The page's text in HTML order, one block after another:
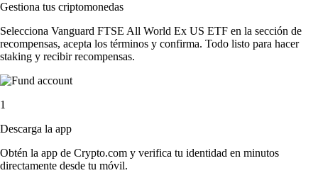
Gestiona tus criptomonedas
Selecciona Vanguard FTSE All World Ex US ETF en la sección de
recompensas, acepta los términos y confirma. Todo listo para hacer
staking y recibir recompensas.
1
Descarga la app
Obtén la app de Crypto.com y verifica tu identidad en minutos
directamente desde tu móvil.